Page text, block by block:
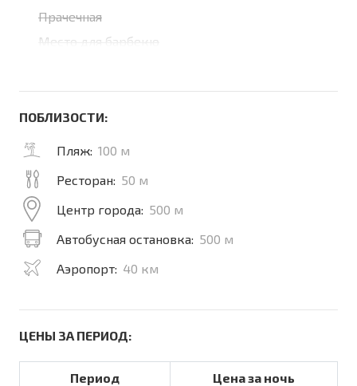
Прачечная
Место для барбекю
ПОБЛИЗОСТИ:
Пляж: 100 м
Ресторан: 50 м
Центр города: 500 м
Автобусная остановка: 500 м
Аэропорт: 40 км
ЦЕНЫ ЗА ПЕРИОД:
Период Цена за ночь